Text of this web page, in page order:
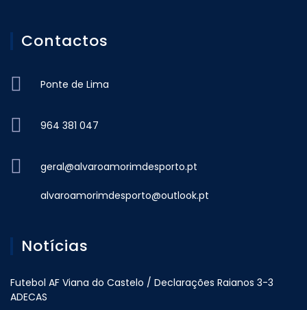
Contactos
Ponte de Lima
964 381 047
geral@alvaroamorimdesporto.pt
alvaroamorimdesporto@outlook.pt
Notícias
Futebol AF Viana do Castelo / Declarações Raianos 3-3
ADECAS